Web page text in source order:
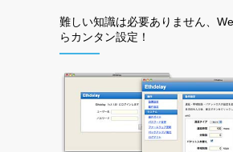
難しい知識は必要ありません、
らカンタン設定！